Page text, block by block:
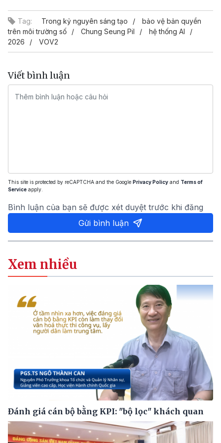
Tag: Trong kỷ nguyên sáng tạo
bảo vệ bản quyền
trên môi trường số
Chung Seung Pil
hệ thống AI
2026
VOV2
Viết bình luận
This site is protected by reCAPTCHA and the Google Privacy Policy and Terms of
Service apply.
Bình luận của bạn sẽ được xét duyệt trước khi đăng
Gửi bình luận
Xem nhiều
Đánh giá cán bộ bằng KPI: "bộ lọc" khách quan